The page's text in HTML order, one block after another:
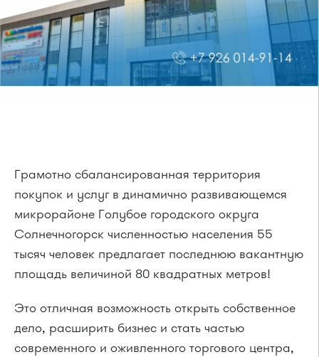
Грамотно сбалансированная территория
покупок и услуг в динамично развивающемся
микрорайоне Голубое городского округа
Солнечногорск численностью населения 55
тысяч человек предлагает последнюю вакантную
площадь величиной 80 квадратных метров!
Это отличная возможность открыть собственное
дело, расширить бизнес и стать частью
современного и оживленного торгового центра,